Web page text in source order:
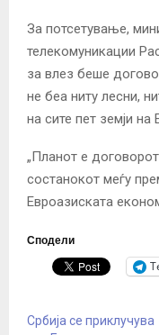
За потсетување,
телекомуникации
за влез беше
не беа ниту лесни,
на сите пет земји на
„Планот е
состанокот меѓу
Евроазиската
Сподели
Србија се приклучува